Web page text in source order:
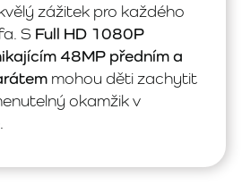
zážitek pro každého
S Full HD 1080P
48MP předním a
mohou děti zachytit
okamžik v